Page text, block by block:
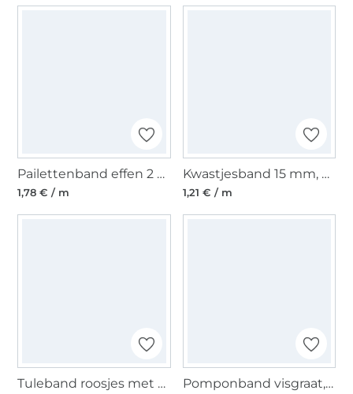
Pailettenband effen 2 cm, goudkleurig
1,78 € / m
Kwastjesband 15 mm, blauw
1,21 € / m
Tuleband roosjes met parels, 25 mm, donkerblauw Pomponband visgraat, aquablauw